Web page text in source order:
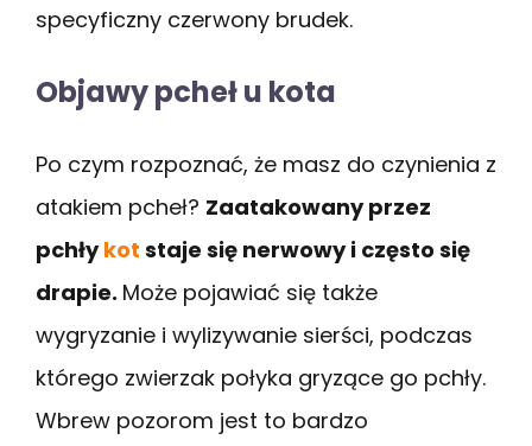
specyficzny czerwony brudek.
Objawy pcheł u kota
Po czym rozpoznać, że masz do czynienia z
atakiem pcheł? Zaatakowany przez
pchłykot staje się nerwowy i często się
drapie. Może pojawiać się także
wygryzanie i wylizywanie sierści, podczas
którego zwierzak połyka gryzące go pchły.
Wbrew pozorom jest to bardzo